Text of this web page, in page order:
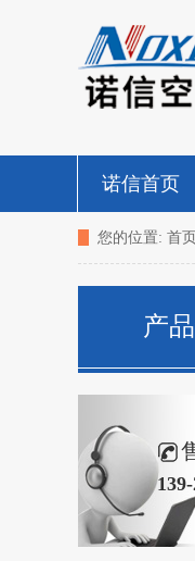
诺信首页
您的位置: 首页
产